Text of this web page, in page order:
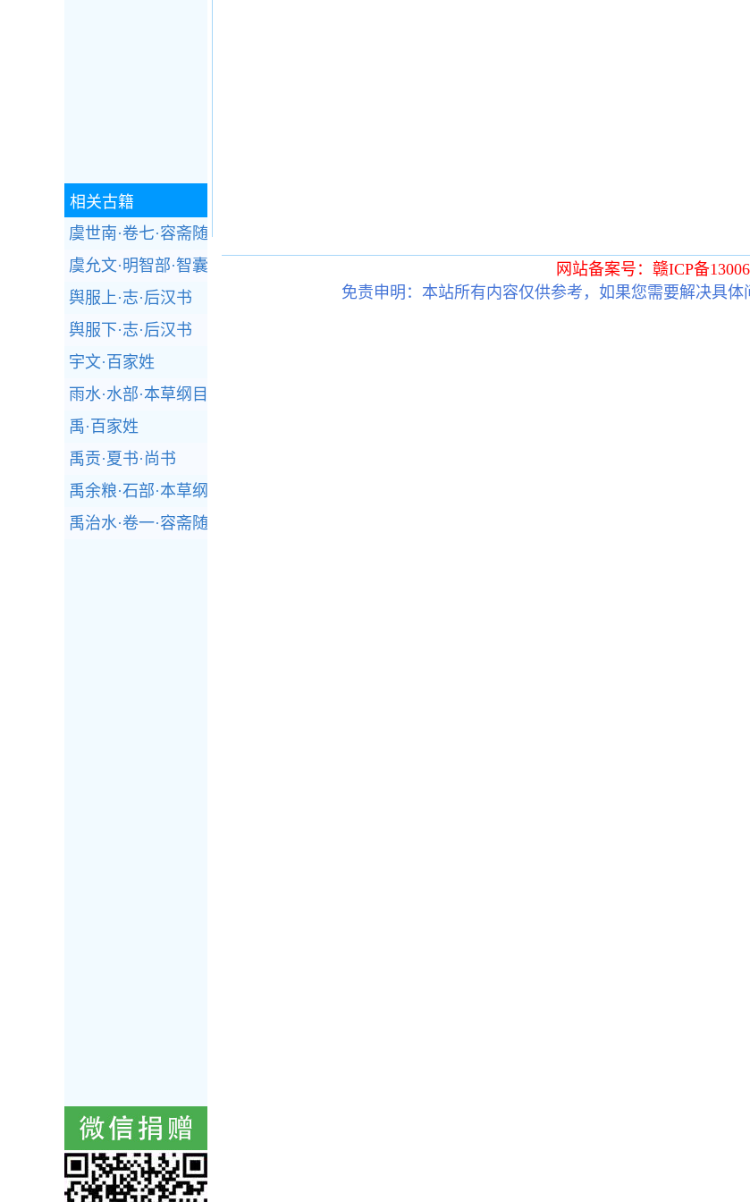
相关古籍
虞世南·卷七·容斋随笔
虞允文·明智部·智囊(选录)
舆服上·志·后汉书
舆服下·志·后汉书
宇文·百家姓
雨水·水部·本草纲目
禹·百家姓
禹贡·夏书·尚书
禹余粮·石部·本草纲目
禹治水·卷一·容斋随笔
网站备案号：赣ICP备
免责申明：本站所有内容仅供参考，如果您需要解决具体